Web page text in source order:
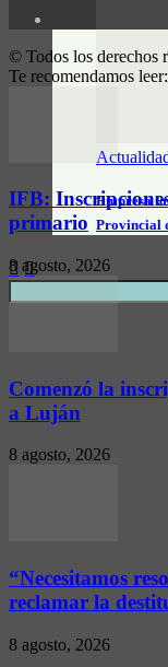
Empresa
Provincial
© Todos los derechos
Te recomendamos leer:
IFB:
primario
8 agosto, 2026
Comenzó la
a Luján
8 agosto, 2026
“Necesitamos
reclamar la
8 agosto, 2026